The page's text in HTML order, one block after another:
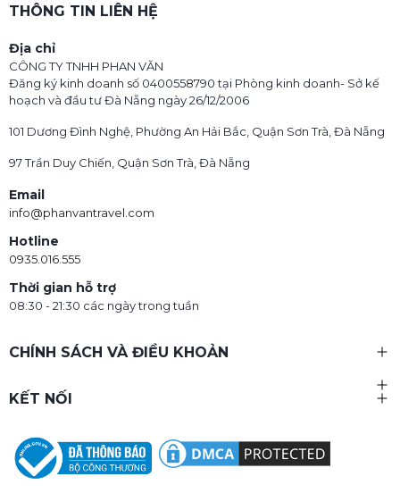
THÔNG TIN LIÊN HỆ
Địa chỉ
CÔNG TY TNHH PHAN VĂN
Đăng ký kinh doanh số 0400558790 tại Phòng kinh doanh- Sở kế
hoạch và đầu tư Đà Nẵng ngày 26/12/2006
101 Dương Đình Nghệ, Phường An Hải Bắc, Quận Sơn Trà, Đà Nẵng
97 Trần Duy Chiến, Quận Sơn Trà, Đà Nẵng
Email
info@phanvantravel.com
Hotline
0935.016.555
Thời gian hỗ trợ
08:30 - 21:30 các ngày trong tuần
CHÍNH SÁCH VÀ ĐIỀU KHOẢN
KẾT NỐI